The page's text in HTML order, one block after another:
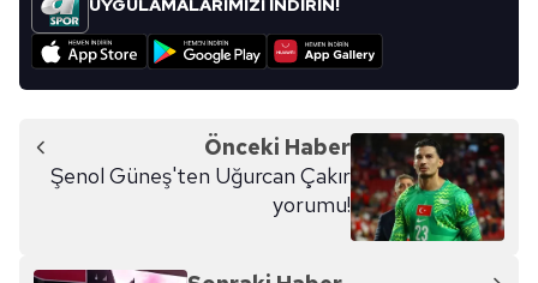
UYGULAMALARIMIZI İNDİRİN!
Önceki Haber
Şenol Güneş'ten Uğurcan Çakır
yorumu!